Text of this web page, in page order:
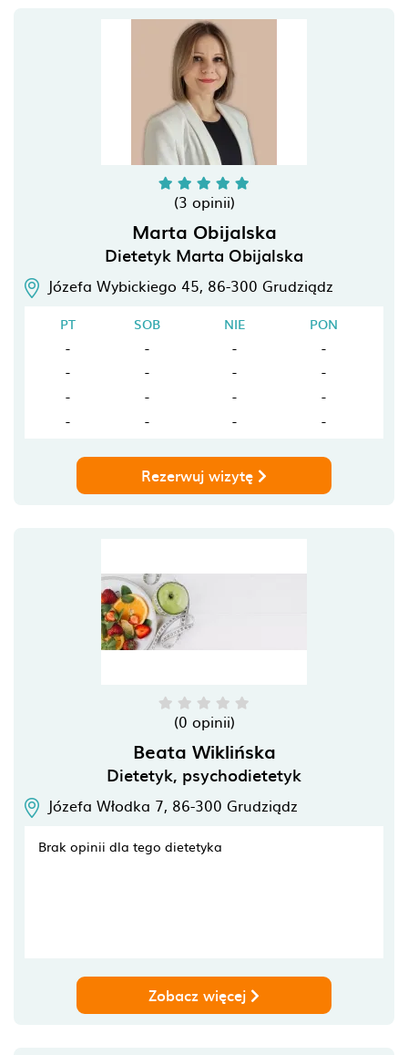
(3 opinii)
Marta Obijalska
Dietetyk Marta Obijalska
Józefa Wybickiego 45, 86-300 Grudziądz
PT SOB NIE
PON
-
- -
-
-
- -
-
-
- -
-
-
- - -
Rezerwuj wizytę
(0 opinii)
Beata Wiklińska
Dietetyk, psychodietetyk
Józefa Włodka 7, 86-300 Grudziądz
Brak opinii dla tego dietetyka
Zobacz więcej